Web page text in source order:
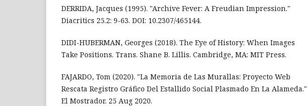
DERRIDA, Jacques (1995). "Archive Fever: A Freudian Impression."
Diacritics 25.2: 9-63. DOI: 10.2307/465144.
DIDI-HUBERMAN, Georges (2018). The Eye of History: When Images
Take Positions. Trans. Shane B. Lillis. Cambridge, MA: MIT Press.
FAJARDO, Tom (2020). "La Memoria de Las Murallas: Proyecto Web
Rescata Registro Gráfico Del Estallido Social Plasmado En La Alameda."
El Mostrador. 25 Aug 2020.